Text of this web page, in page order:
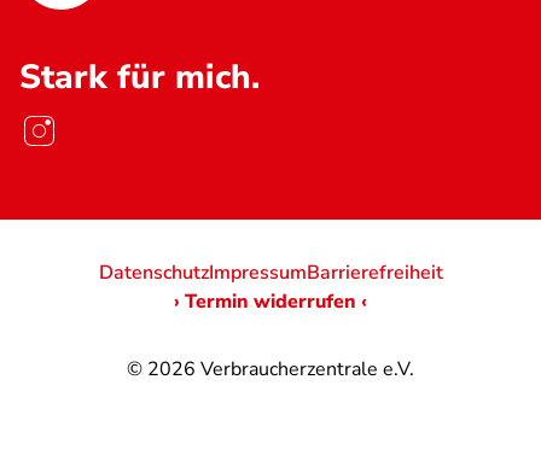
Stark für mich.
© 2026 Verbraucherzentrale e.V.
DatenschutzImpressumBarrierefreiheit
› Termin widerrufen ‹